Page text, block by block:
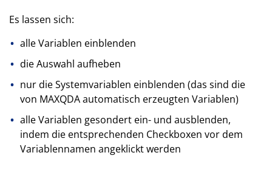
Es lassen sich:
alle Variablen einblenden
die Auswahl aufheben
nur die Systemvariablen einblenden (das sind die
von MAX­QDA automatisch erzeugten Variablen)
alle Variablen gesondert ein- und ausblenden,
indem die entsprechenden Checkboxen vor dem
Variablennamen angeklickt werden